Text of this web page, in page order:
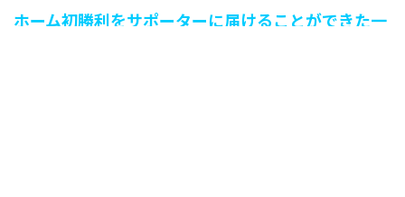
ホーム初勝利をサポーターに届けることができた一